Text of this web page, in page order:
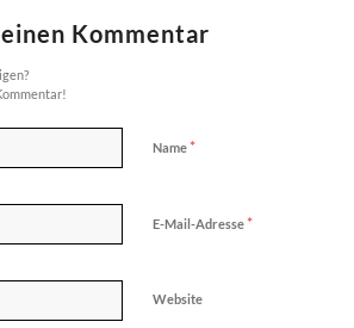
Kommentar
Name *
E-Mail-Adresse *
Website